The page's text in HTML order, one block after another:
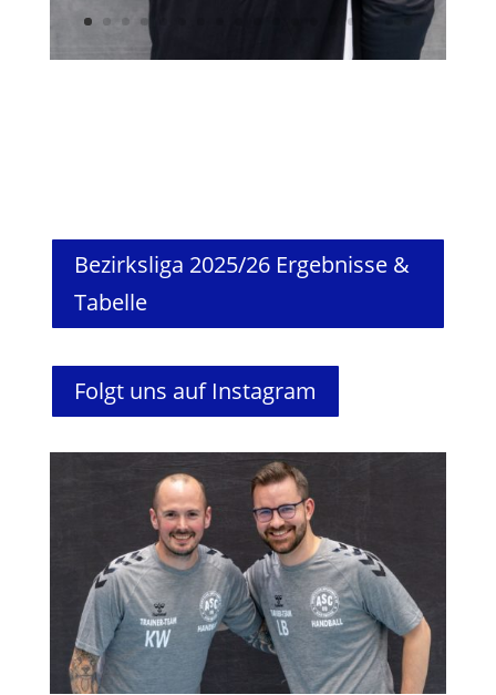
Bezirksliga 2025/26 Ergebnisse &
Tabelle
Folgt uns auf Instagram